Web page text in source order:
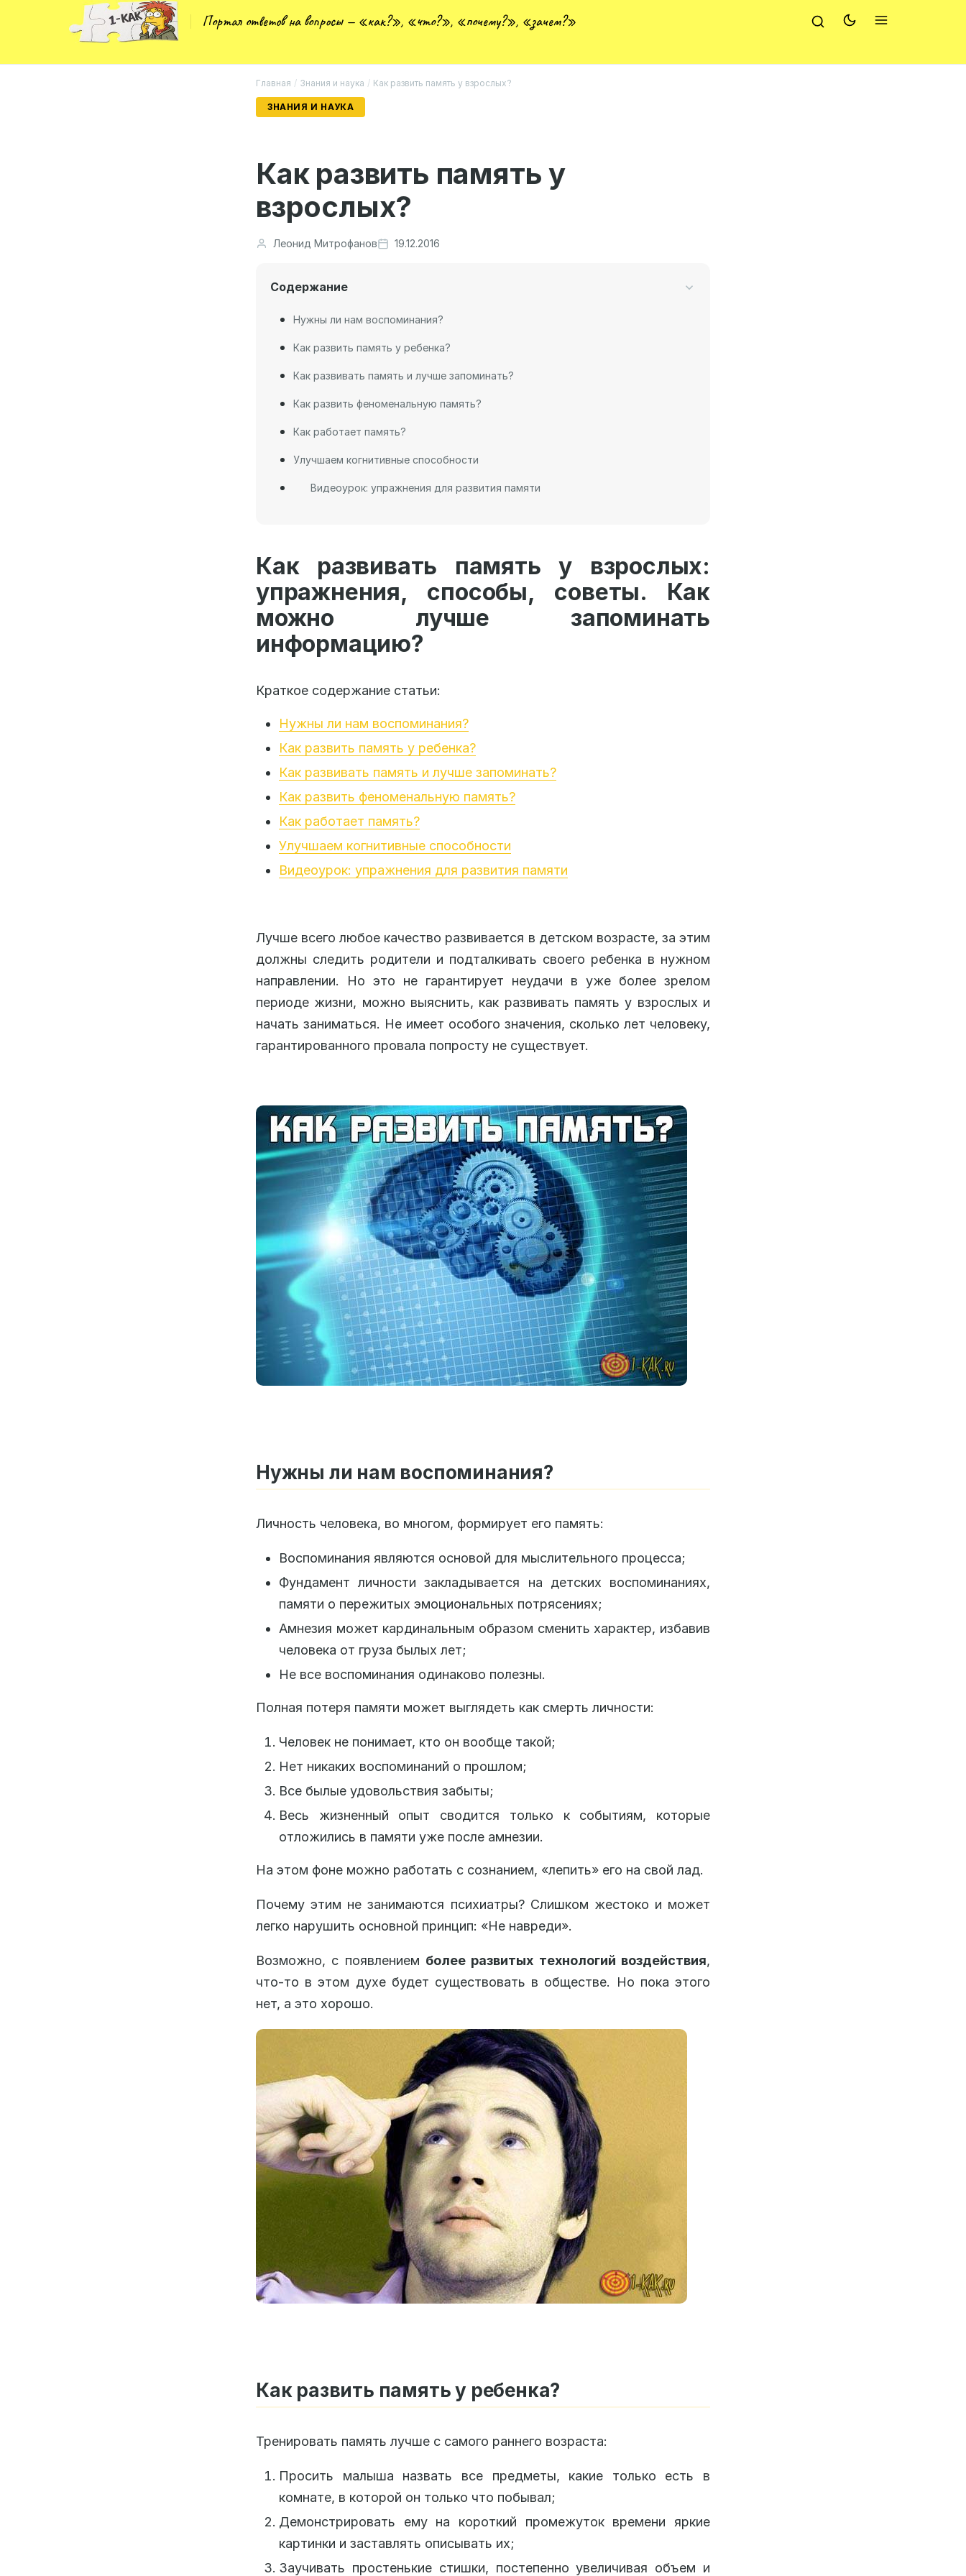
Портал ответов на вопросы — «как?», «что?», «почему?», «зачем?»
Главная / Знания и наука / Как развить память у взрослых?
ЗНАНИЯ И НАУКА
Как развить память у
взрослых?
Леонид Митрофанов 19.12.2016
Содержание
Нужны ли нам воспоминания?
Как развить память у ребенка?
Как развивать память и лучше запоминать?
Как развить феноменальную память?
Как работает память?
Улучшаем когнитивные способности
Видеоурок: упражнения для развития памяти
Как развивать память у взрослых:
упражнения, способы, советы. Как
можно лучше запоминать
информацию?
Краткое содержание статьи:
Нужны ли нам воспоминания?
Как развить память у ребенка?
Как развивать память и лучше запоминать?
Как развить феноменальную память?
Как работает память?
Улучшаем когнитивные способности
Видеоурок: упражнения для развития памяти
Лучше всего любое качество развивается в детском возрасте, за этим
должны следить родители и подталкивать своего ребенка в нужном
направлении. Но это не гарантирует неудачи в уже более зрелом
периоде жизни, можно выяснить, как развивать память у взрослых и
начать заниматься. Не имеет особого значения, сколько лет человеку,
гарантированного провала попросту не существует.
Нужны ли нам воспоминания?
Личность человека, во многом, формирует его память:
Воспоминания являются основой для мыслительного процесса;
Фундамент личности закладывается на детских воспоминаниях,
памяти о пережитых эмоциональных потрясениях;
Амнезия может кардинальным образом сменить характер, избавив
человека от груза былых лет;
Не все воспоминания одинаково полезны.
Полная потеря памяти может выглядеть как смерть личности:
Человек не понимает, кто он вообще такой;
Нет никаких воспоминаний о прошлом;
Все былые удовольствия забыты;
Весь жизненный опыт сводится только к событиям, которые
отложились в памяти уже после амнезии.
На этом фоне можно работать с сознанием, «лепить» его на свой лад.
Почему этим не занимаются психиатры? Слишком жестоко и может
легко нарушить основной принцип: «Не навреди».
Возможно, с появлением более развитых технологий воздействия,
что-то в этом духе будет существовать в обществе. Но пока этого
нет, а это хорошо.
Как развить память у ребенка?
Тренировать память лучше с самого раннего возраста:
Просить малыша назвать все предметы, какие только есть в
комнате, в которой он только что побывал;
Демонстрировать ему на короткий промежуток времени яркие
картинки и заставлять описывать их;
Заучивать простенькие стишки, постепенно увеличивая объем и